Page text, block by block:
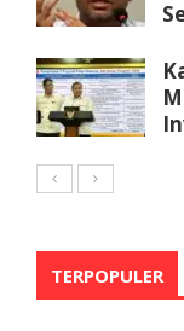
TERPOPULER